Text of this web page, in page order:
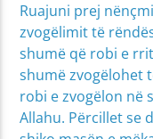
Ruajuni prej
zvogëlimit të
shumë që robi e
shumë zvogëlohet
robi e zvogëlon në
Allahu. Përcillet se